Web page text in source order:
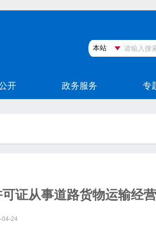
证从事道路货物运输经
04-24